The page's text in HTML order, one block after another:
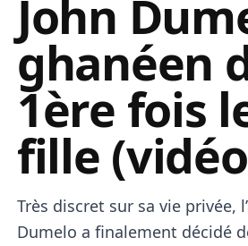
John
ghanéen
1ère fois
fille
Très discret sur sa vie privée,
Dumelo a finalement décidé